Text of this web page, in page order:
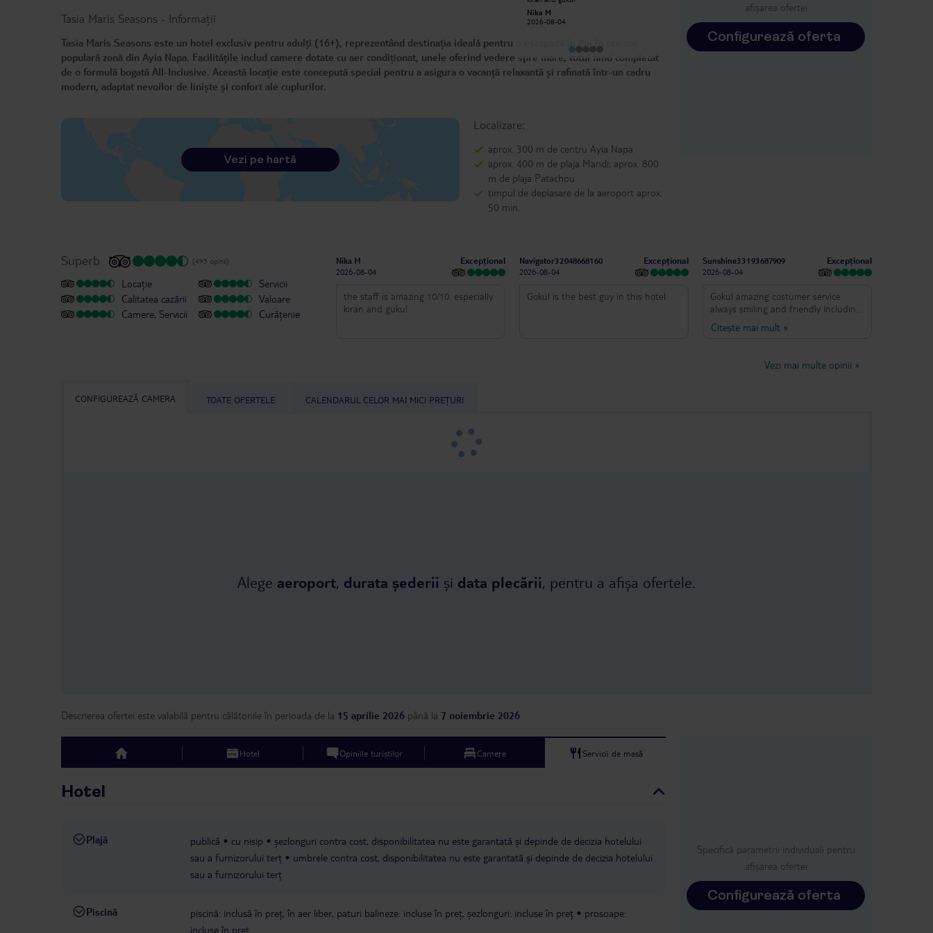
afișarea ofertei
Configurează oferta
Nika M
2026-08-04
all staff would definitely come again
Sunshine33193687909
2026-08-04
Tasia Maris Seasons - Informații
Tasia Maris Seasons este un hotel exclusiv pentru adulți (16+), reprezentând destinația ideală pentru o escapadă în doi în cea mai
populară zonă din Ayia Napa. Facilitățile includ camere dotate cu aer condiționat, unele oferind vedere spre mare, totul fiind completat
de o formulă bogată All-Inclusive. Această locație este concepută special pentru a asigura o vacanță relaxantă și rafinată într-un cadru
modern, adaptat nevoilor de liniște și confort ale cuplurilor.
Localizare:
aprox. 300 m de centru Ayia Napa
aprox. 400 m de plaja Mandi; aprox. 800
m de plaja Patachou
timpul de deplasare de la aeroport aprox.
50 min.
Vezi pe hartă
Superb (493 opinii)
Locație
Calitatea cazării
Camere, Servicii
Servicii
Valoare
Curățenie
Nika M
2026-08-04
Excepțional
the staff is amazing 10/10. especially
kiran and gukul
Navigator32048668160
2026-08-04
Excepțional
Gokul is the best guy in this hotel
Sunshine33193687909
2026-08-04
Excepțional
Gokul amazing costumer service
always smiling and friendly including
all staff would definitely come again
Citește mai mult»
Vezi mai multe opinii »
CONFIGUREAZĂ CAMERA TOATE OFERTELE CALENDARUL CELOR MAI MICI PREȚURI
Alege aeroport, durata șederii și data plecării, pentru a afișa ofertele.
Descrierea ofertei este valabilă pentru călătoriile în perioada de la 15 aprilie 2026 până la 7 noiembrie 2026
top Hotel Opiniile turiștilor Camere Servicii de masă
Hotel
Plajă publică cu nisip
șezlonguri contra cost, disponibilitatea nu este garantată și depinde de decizia hotelului
sau a furnizorului terț
umbrele contra cost, disponibilitatea nu este garantată și depinde de decizia hotelului
sau a furnizorului terț
Piscină piscină: inclusă în preț, în aer liber, paturi balineze: incluse în preț, șezlonguri: incluse în preț
prosoape:
incluse în preț
Specifică parametrii individuali pentru
afișarea ofertei
Configurează oferta